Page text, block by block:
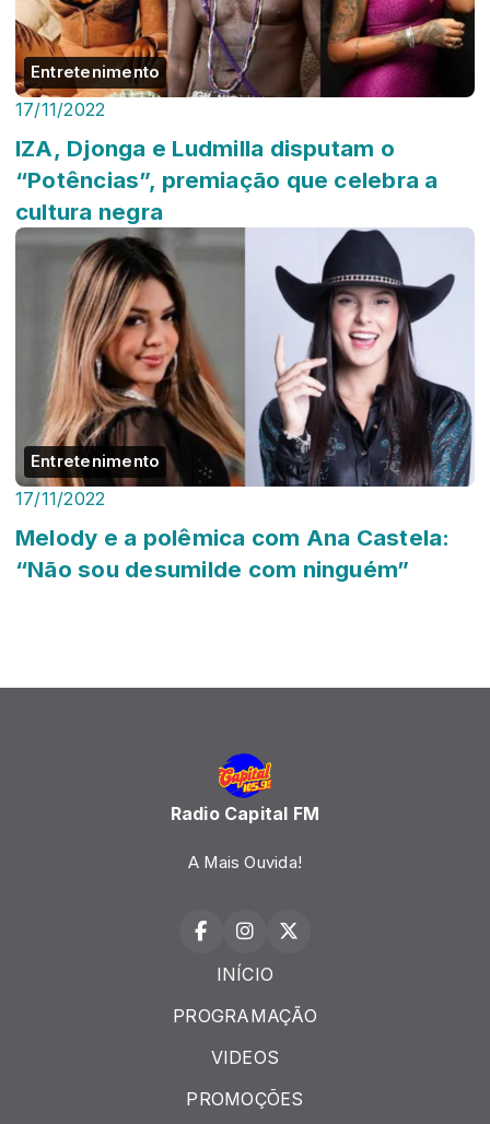
Entretenimento
17/11/2022
IZA, Djonga e Ludmilla disputam o
“Potências”, premiação que celebra a
cultura negra
Entretenimento
17/11/2022
Melody e a polêmica com Ana Castela:
“Não sou desumilde com ninguém”
Radio Capital FM
A Mais Ouvida!
INÍCIO
PROGRAMAÇÃO
VIDEOS
PROMOÇÕES